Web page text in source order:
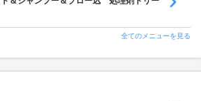
全てのメニューを見る